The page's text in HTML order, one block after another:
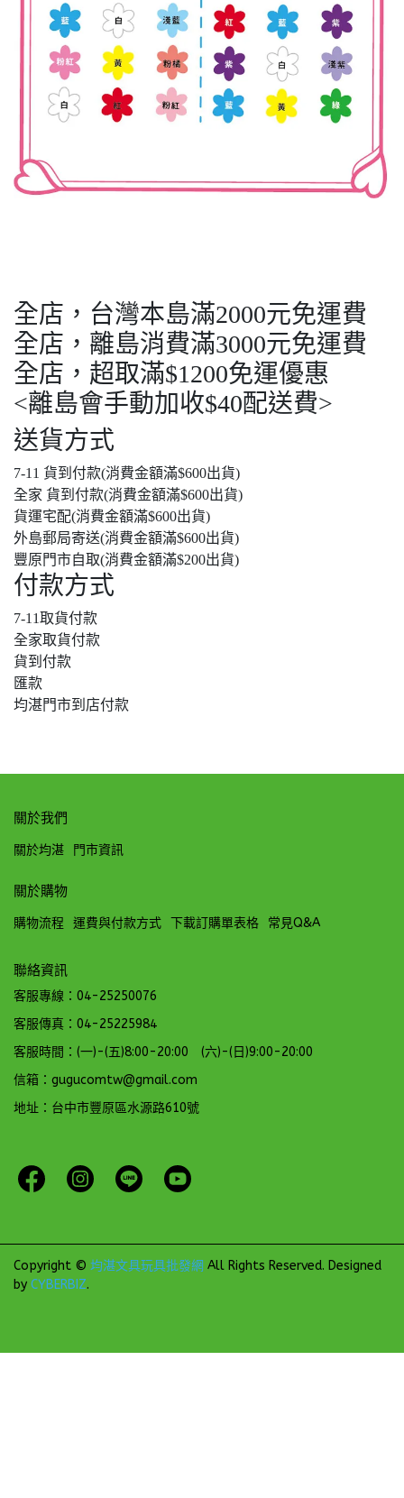
全店，台灣本島滿2000元免運費
全店，離島消費滿3000元免運費
全店，超取滿$1200免運優惠
<離島會手動加收$40配送費>
送貨方式
7-11 貨到付款(消費金額滿$600出貨)
全家 貨到付款(消費金額滿$600出貨)
貨運宅配(消費金額滿$600出貨)
外島郵局寄送(消費金額滿$600出貨)
豐原門市自取(消費金額滿$200出貨)
付款方式
7-11取貨付款
全家取貨付款
貨到付款
匯款
均湛門市到店付款
關於我們
關於均湛 門市資訊
關於購物
購物流程 運費與付款方式 下載訂購單表格 常見Q&A
聯絡資訊
客服專線：04-25250076
客服傳真：04-25225984
客服時間：(一)-(五)8:00-20:00 (六)-(日)9:00-20:00
信箱：gugucomtw@gmail.com
地址：台中市豐原區水源路610號
Copyright © 均湛文具玩具批發網 All Rights Reserved. Designed
by CYBERBIZ.